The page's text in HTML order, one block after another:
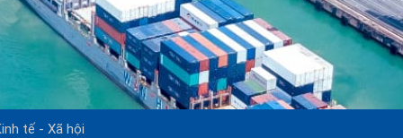
tế - Xã hội